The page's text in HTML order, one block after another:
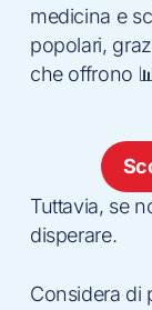
medicina e
popolari,
che offrono
Tuttavia, se
disperare.
Considera di